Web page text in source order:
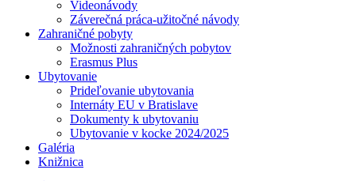
Videonávody
Záverečná práca-užitočné návody
Zahraničné pobyty
Možnosti zahraničných pobytov
Erasmus Plus
Ubytovanie
Prideľovanie ubytovania
Internáty EU v Bratislave
Dokumenty k ubytovaniu
Ubytovanie v kocke 2024/2025
Galéria
Knižnica